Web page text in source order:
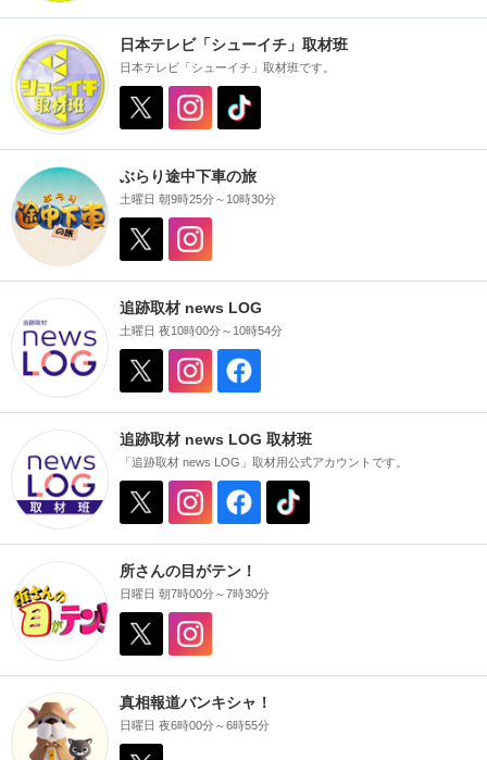
日本テレビ「シューイチ」取材班
日本テレビ「シューイチ」取材班です。
ぶらり途中下車の旅
土曜日 朝9時25分～10時30分
追跡取材 news LOG
土曜日 夜10時00分～10時54分
追跡取材 news LOG 取材班
「追跡取材 news LOG」取材用公式アカウントです。
所さんの目がテン！
日曜日 朝7時00分～7時30分
真相報道バンキシャ！
日曜日 夜6時00分～6時55分